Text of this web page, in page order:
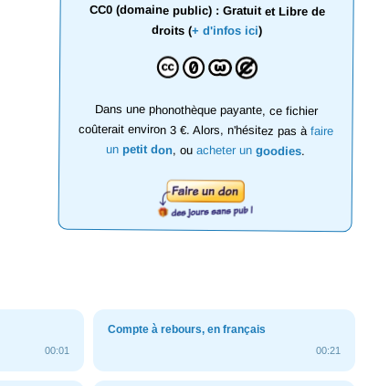
CC0 (domaine public) : Gratuit et Libre de
droits (+ d'infos ici)
Dans une phonothèque payante, ce fichier
coûterait environ 3 €. Alors, n'hésitez pas àfaire
un petit don, ouacheter ungoodies.
00:01
Compte à rebours, en français
00:21